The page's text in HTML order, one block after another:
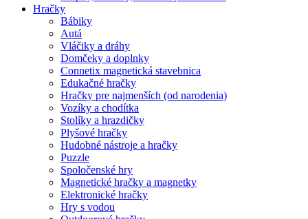
Hračky
Bábiky
Autá
Vláčiky a dráhy
Domčeky a doplnky
Connetix magnetická stavebnica
Edukačné hračky
Hračky pre najmenších (od narodenia)
Vozíky a chodítka
Stolíky a hrazdičky
Plyšové hračky
Hudobné nástroje a hračky
Puzzle
Spoločenské hry
Magnetické hračky a magnetky
Elektronické hračky
Hry s vodou